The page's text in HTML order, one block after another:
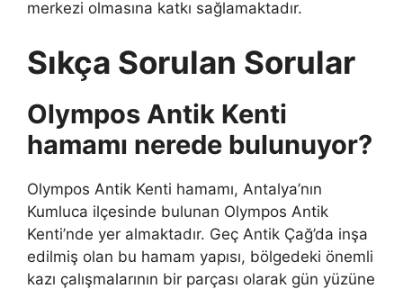
merkezi olmasına katkı sağlamaktadır.
Sıkça Sorulan Sorular
Olympos Antik Kenti
hamamı nerede bulunuyor?
Olympos Antik Kenti hamamı, Antalya’nın
Kumluca ilçesinde bulunan Olympos Antik
Kenti’nde yer almaktadır. Geç Antik Çağ’da inşa
edilmiş olan bu hamam yapısı, bölgedeki önemli
kazı çalışmalarının bir parçası olarak gün yüzüne